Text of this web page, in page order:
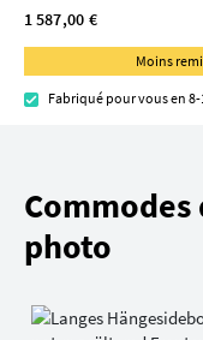
1 587,00 €
Moins
Fabriqué pour vous en
photo